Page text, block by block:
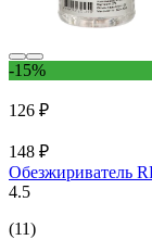
-15%
126 ₽
148 ₽
Обезжириватель
4.5
(11)